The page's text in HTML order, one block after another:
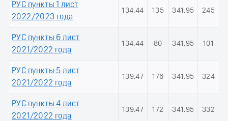
РУС пункты 1 лист
2022/2023 года
134.44 135 341.95 245
РУС пункты 6 лист
2021/2022 года
134.44 80 341.95 101
РУС пункты 5 лист
2021/2022 года
139.47 176 341.95 324
РУС пункты 4 лист
2021/2022 года
139.47 172 341.95 332